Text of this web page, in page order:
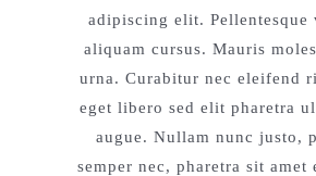
adipiscing elit. Pellentesque
aliquam cursus. Mauris
urna. Curabitur nec eleifend
eget libero sed elit pharetra
augue. Nullam nunc justo,
semper nec, pharetra sit amet